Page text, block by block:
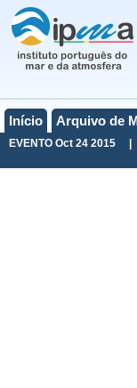
Início Arquivo de
EVENTO Oct 24 2015